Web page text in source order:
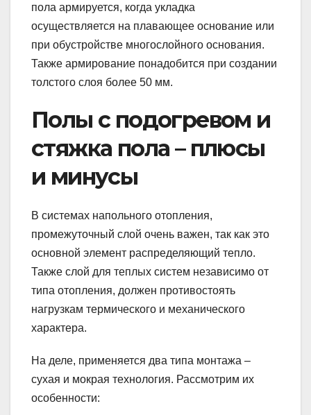
пола армируется, когда укладка
осуществляется на плавающее основание или
при обустройстве многослойного основания.
Также армирование понадобится при создании
толстого слоя более 50 мм.
Полы с подогревом и
стяжка пола – плюсы
и минусы
В системах напольного отопления,
промежуточный слой очень важен, так как это
основной элемент распределяющий тепло.
Также слой для теплых систем независимо от
типа отопления, должен противостоять
нагрузкам термического и механического
характера.
На деле, применяется два типа монтажа –
сухая и мокрая технология. Рассмотрим их
особенности: